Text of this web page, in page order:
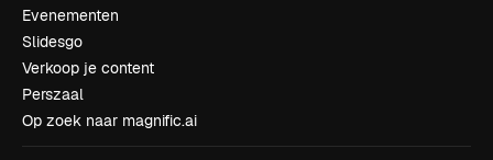
Evenementen
Slidesgo
Verkoop je content
Perszaal
Op zoek naar magnific.ai